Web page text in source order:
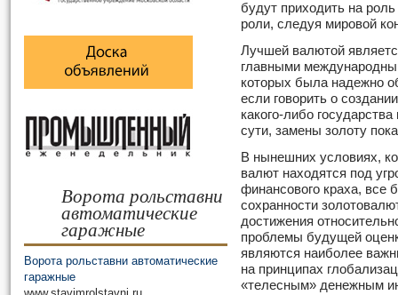
Ворота рольставни
автоматические
гаражные
Ворота рольставни автоматические
гаражные
будут приходить на
роли, следуя мировой
Лучшей валютой
главными
которых была надежно
если говорить о
какого-либо
сути, замены золоту
В нынешних условиях,
валют находятся под
финансового краха, все
сохранности
достижения
проблемы будущей
являются наиболее
на принципах
«телесным» денежным